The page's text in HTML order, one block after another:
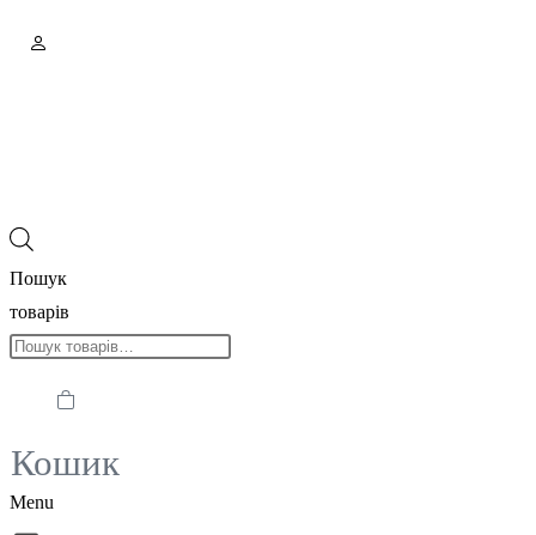
Пошук
товарів
Кошик
Menu